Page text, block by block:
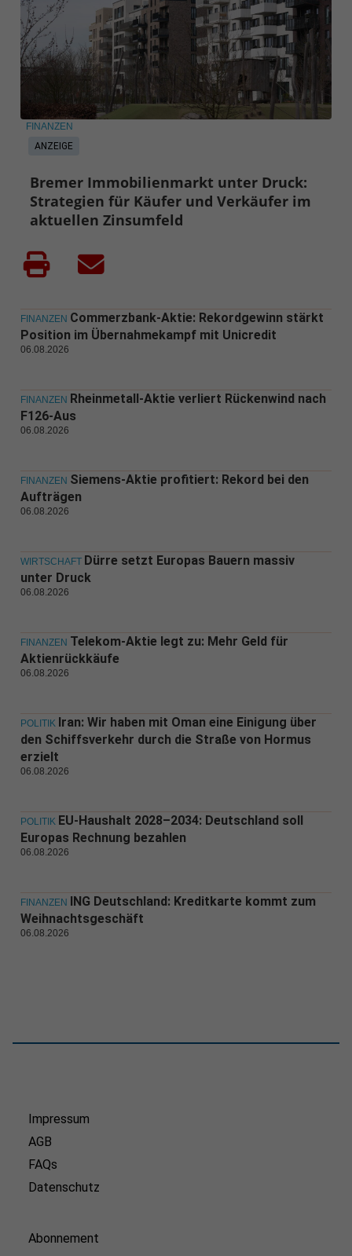
ANZEIGE
FINANZEN
Bremer Immobilienmarkt unter Druck:
Strategien für Käufer und Verkäufer im
aktuellen Zinsumfeld
FINANZEN Commerzbank-Aktie: Rekordgewinn stärkt
Position im Übernahmekampf mit Unicredit
06.08.2026
FINANZEN Rheinmetall-Aktie verliert Rückenwind nach
F126-Aus
06.08.2026
FINANZEN Siemens-Aktie profitiert: Rekord bei den
Aufträgen
06.08.2026
WIRTSCHAFT Dürre setzt Europas Bauern massiv
unter Druck
06.08.2026
FINANZEN Telekom-Aktie legt zu: Mehr Geld für
Aktienrückkäufe
06.08.2026
POLITIK Iran: Wir haben mit Oman eine Einigung über
den Schiffsverkehr durch die Straße von Hormus
erzielt
06.08.2026
POLITIK EU-Haushalt 2028–2034: Deutschland soll
Europas Rechnung bezahlen
06.08.2026
FINANZEN ING Deutschland: Kreditkarte kommt zum
Weihnachtsgeschäft
06.08.2026
Impressum
AGB
FAQs
Datenschutz
Abonnement